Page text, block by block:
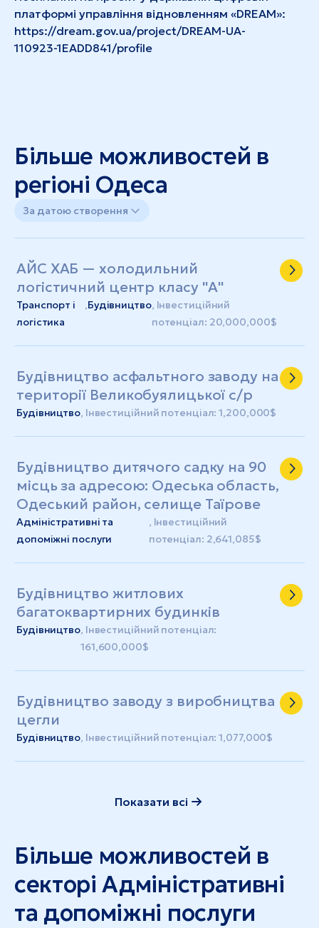
платформі управління відновленням «DREAM»:
https://dream.gov.ua/project/DREAM-UA-
110923-1EADD841/profile
Більше можливостей в
регіоні Одеса
За датою створення
АЙС ХАБ — холодильний
логістичний центр класу "А"
Транспорт і
логістика
Будівництво, Інвестиційний
потенціал: 20,000,000$
Будівництво асфальтного заводу на
території Великобуялицької с/р
Будівництво, Інвестиційний потенціал: 1,200,000$
Будівництво дитячого садку на 90
місць за адресою: Одеська область,
Одеський район, селище Таїрове
Адміністративні та
допоміжні послуги
, Інвестиційний
потенціал: 2,641,085$
Будівництво житлових
багатоквартирних будинків
Будівництво, Інвестиційний потенціал:
161,600,000$
Будівництво заводу з виробництва
цегли
Будівництво, Інвестиційний потенціал: 1,077,000$
Показати всі
Більше можливостей в
секторі Адміністративні
та допоміжні послуги